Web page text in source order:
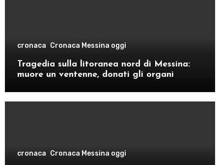
cronaca Cronaca Messina oggi
Tragedia sulla litoranea nord di Messina:
muore un ventenne, donati gli organi
cronaca Cronaca Messina oggi